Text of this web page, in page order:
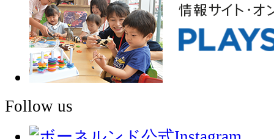
Follow us